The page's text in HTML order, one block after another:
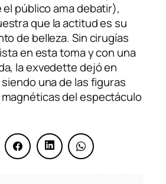
público ama debatir),
que la actitud es su
de belleza. Sin cirugías
en esta toma y con una
la exvedette dejó en
una de las figuras
del espectáculo